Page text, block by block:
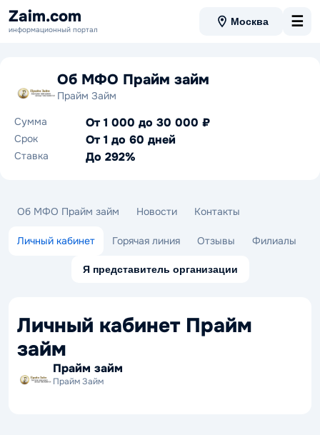
Zaim.com
информационный портал
Москва ☰
Об МФО Прайм займ
Прайм Займ
Сумма
От 1 000 до 30 000 ₽
Срок От 1 до 60 дней
Ставка До 292%
Об МФО Прайм займ Новости Контакты
Личный кабинет Горячая линия Отзывы Филиалы
Я представитель организации
Личный кабинет Прайм
займ
Прайм займ
Прайм Займ